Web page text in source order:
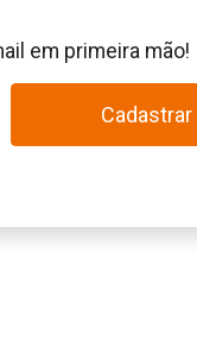
em primeira mão!
Cadastrar